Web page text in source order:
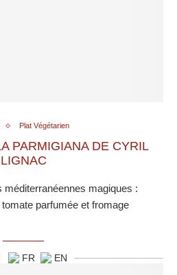
Plat Végétarien
PARMIGIANA DE CYRIL
LIGNAC
méditerranéennes magiques :
parfumée et fromage
FR EN